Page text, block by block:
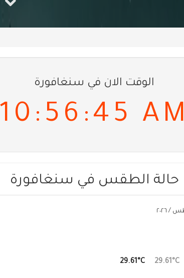
الوقت الان في سنغافورة
10:56:46 AM
حالة الطقس في سنغافورة
29.61°C
29.61°C